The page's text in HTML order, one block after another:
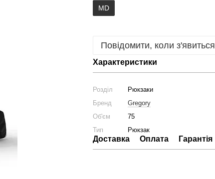
MD
Повідомити, коли з'явиться
Характеристики
Розділ
Рюкзаки
Бренд
Gregory
Об'єм
75
Тип
Рюкзак
Доставка Оплата Гарантія